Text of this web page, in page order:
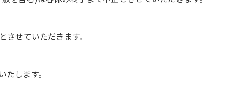
せていただきます。
します。